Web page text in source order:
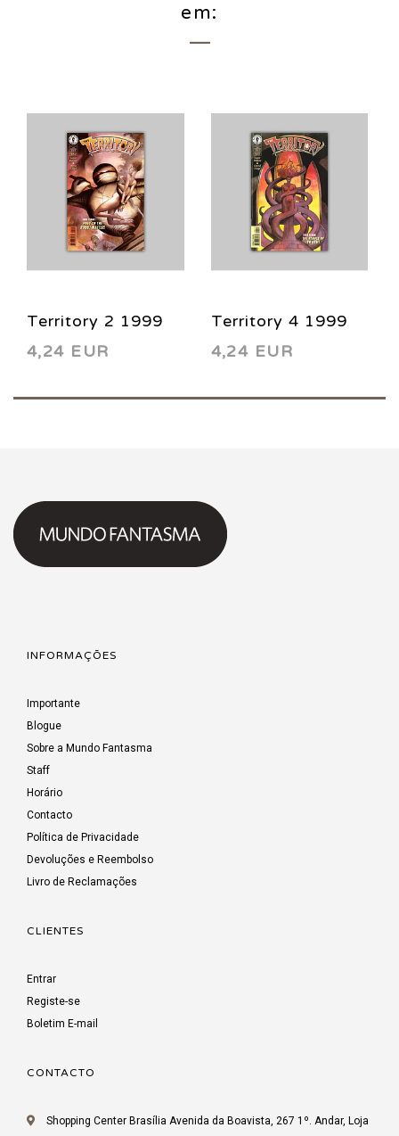
em:
Territory 2 1999
4,24 EUR
Territory 4 1999
4,24 EUR
INFORMAÇÕES
Importante
Blogue
Sobre a Mundo Fantasma
Staff
Horário
Contacto
Política de Privacidade
Devoluções e Reembolso
Livro de Reclamações
CLIENTES
Entrar
Registe-se
Boletim E-mail
CONTACTO
Shopping Center Brasília Avenida da Boavista, 267 1º. Andar, Loja